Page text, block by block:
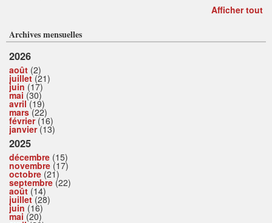
Afficher tout
Archives mensuelles
2026
août (2)
juillet(21)
juin (17)
mai (30)
avril(19)
mars(22)
février(16)
janvier(13)
2025
décembre (15)
novembre (17)
octobre (21)
septembre (22)
août (14)
juillet(28)
juin (16)
mai (20)